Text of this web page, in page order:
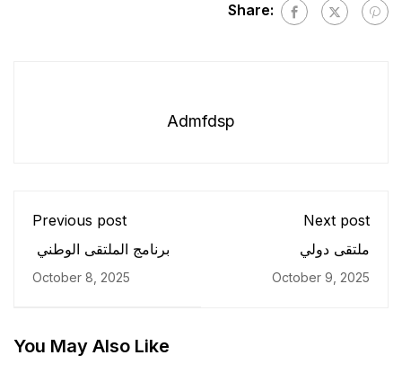
Share:
Admfdsp
Previous post
برنامج الملتقى الوطني
October 8, 2025
Next post
ملتقى دولي
October 9, 2025
You May Also Like